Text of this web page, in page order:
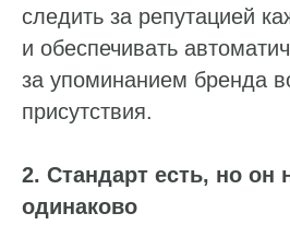
следить за репутацией
и обеспечивать
за упоминанием бренда
присутствия.
2. Стандарт есть, но он
одинаково